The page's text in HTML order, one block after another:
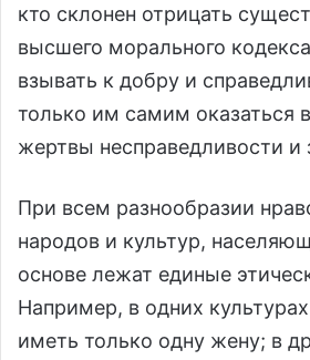
кто склонен отрицать
высшего морального
взывать к добру и
только им самим оказаться
жертвы несправедливости и
При всем разнообразии
народов и культур,
основе лежат единые
Например, в одних
иметь только одну жену; в